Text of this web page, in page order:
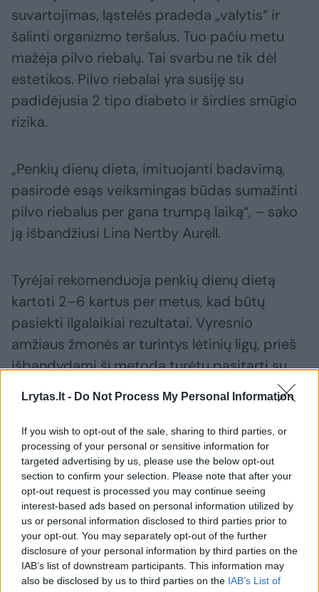
Lrytas.lt - Do Not Process My Personal Information
If you wish to opt-out of the sale, sharing to third parties, or
processing of your personal or sensitive information for
targeted advertising by us, please use the below opt-out
section to confirm your selection. Please note that after your
opt-out request is processed you may continue seeing
interest-based ads based on personal information utilized by
us or personal information disclosed to third parties prior to
your opt-out. You may separately opt-out of the further
disclosure of your personal information by third parties on the
IAB’s list of downstream participants. This information may
also be disclosed by us to third parties on the IAB’s List of
suvartojimas, ląstelės pradeda „valytis“ ir
šalinti organizmo teršalus. Tuo pačiu metu
mažėja pilvo riebalų. Tai svarbu ne tik dėl
estetikos. Pilvo riebalai yra susiję su
padidėjusia 2 tipo diabeto ir širdies smūgio
rizika.
„Penkių dienų dieta, imituojanti badavimą,
pasirodė esąs veiksmingas būdas sumažinti
pilvo riebalus per gana trumpą laiką“, – sako
ją išbandžiusi Lina Nertby Aurell.
Tyrėjai rekomenduoja penkių dienų dietą
kartoti 2–6 kartus per metus, kad būtų
pasiekti ilgalaikiai rezultatai. Vyresnio
amžiaus žmonės ar turintys lėtinių ligų, prieš
išbandydami šį metodą turėtų pasitarti su
Svorio metimas pasninkas Pilvas Rodyti daugiau žymių
Komentuoti po šiuo straipsniu
Komentuoti gali tik Lrytas registruoti vartotojai.
Prisijunkite prie registruotų vartotojų
bendruomenės ir bendraukite komentaruose!